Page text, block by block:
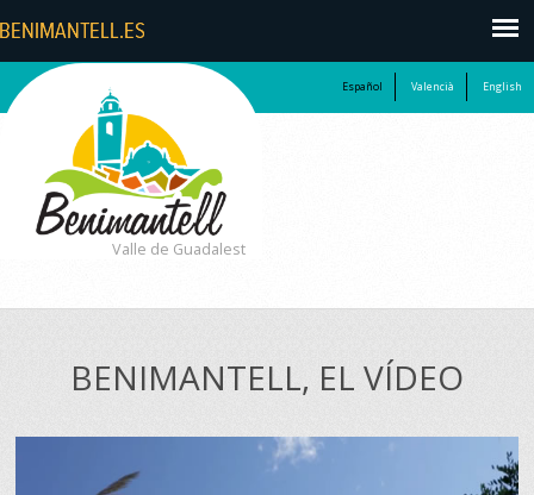
Español Valencià English
Valle de Guadalest
BENIMANTELL, EL VÍDEO